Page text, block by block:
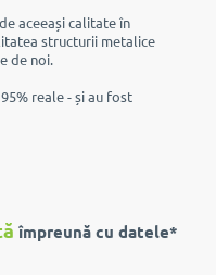
aceeași calitate în
structurii metalice
de noi.
reale - și au fost
împreună cu datele*